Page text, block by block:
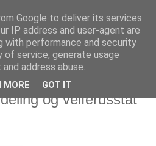
= nei til
og velferdsstat
Google to deliver its services
IP address and user-agent are
with performance and security
service, generate usage
address abuse.
MORE GOT IT